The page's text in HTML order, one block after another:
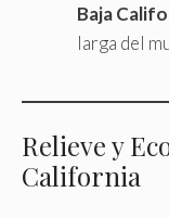
Baja
larga del
Relieve y
California